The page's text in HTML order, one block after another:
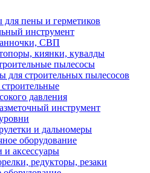
для пены и герметиков
инструмент
СВП
киянки, кувалды
пылесосы
для строительных пылесосов
давления
инструмент
и дальномеры
оборудование
и аксессуары
редукторы, резаки